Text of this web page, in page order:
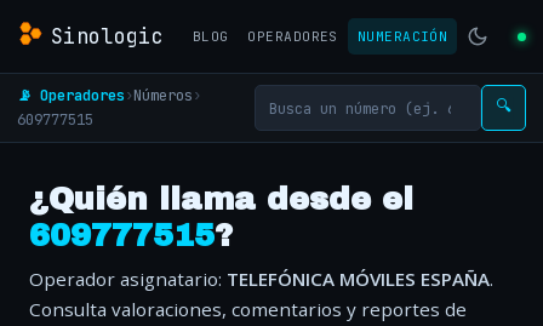
Sinologic BLOG OPERADORES NUMERACIÓN
📡 Operadores›Números›
609777515
🔍
¿Quién llama desde el
609777515?
Operador asignatario: TELEFÓNICA MÓVILES ESPAÑA.
Consulta valoraciones, comentarios y reportes de